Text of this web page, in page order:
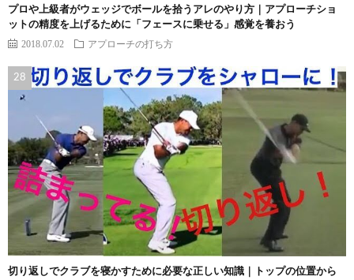
プロや上級者がウェッジでボールを拾うアレのやり方｜アプローチショ
ットの精度を上げるために「フェースに乗せる」感覚を養おう
2018.07.02 アプローチの打ち方
切り返しでクラブを寝かすために必要な正しい知識｜トップの位置から